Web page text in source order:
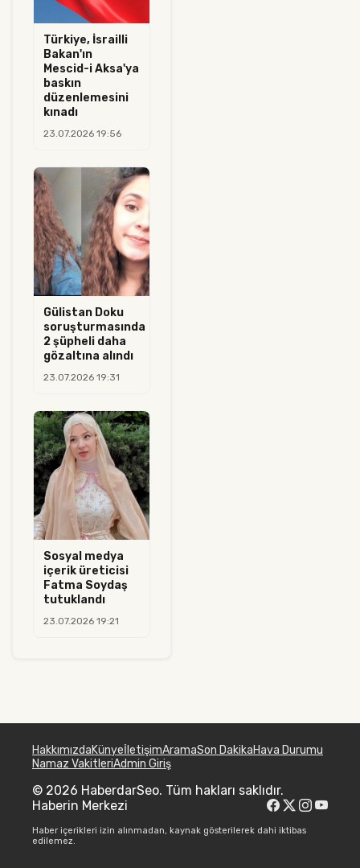
Türkiye, İsrailli
Bakan'ın
Mescid-i Aksa'ya
baskın
düzenlemesini
kınadı
23.07.2026 19:56
Gülistan Doku
soruşturmasında
2 şüpheli daha
gözaltına alındı
23.07.2026 19:31
Sosyal medya
içerik üreticisi
Fatma Soydaş
tutuklandı
23.07.2026 19:21
HakkımızdaKünyeİletişimAramaSon DakikaHava Durumu
Namaz VakitleriAdmin Giriş
© 2026 HaberdarSeo. Tüm hakları saklıdır.
Haberin Merkezi
Haber içerikleri izin alınmadan, kaynak gösterilerek dahi iktibas
edilemez.